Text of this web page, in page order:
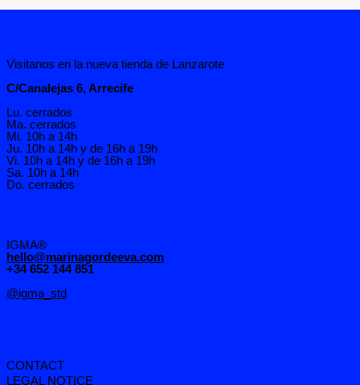
Visitanos en la nueva tienda de Lanzarote
C/Canalejas 6, Arrecife
Lu. cerrados
Ma. cerrados
Mi. 10h a 14h
Ju. 10h a 14h y de 16h a 19h
Vi. 10h a 14h y de 16h a 19h
Sa. 10h a 14h
Do. cerrados
IGMA®
hello@marinagordeeva.com
+34 652 144 851
@igma_std
CONTACT
LEGAL NOTICE